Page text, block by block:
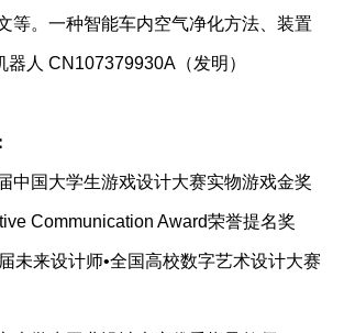
。一种智能车内空气净化方法、装置
人 CN107379930A（发明）
中国大学生游戏设计大赛实物游戏金奖
Communication Award荣誉提名奖
未来设计师•全国⾼校数字艺术设计⼤赛